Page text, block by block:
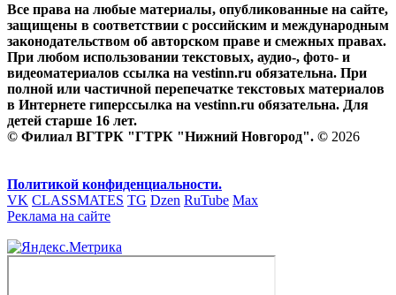
Все права на любые материалы, опубликованные на сайте,
защищены в соответствии с российским и международным
законодательством об авторском праве и смежных правах.
При любом использовании текстовых, аудио-, фото- и
видеоматериалов ссылка на vestinn.ru обязательна. При
полной или частичной перепечатке текстовых материалов
в Интернете гиперссылка на vestinn.ru обязательна. Для
детей старше 16 лет.
© Филиал ВГТРК "ГТРК "Нижний Новгород". © 2026
Политикой конфиденциальности.
VK CLASSMATES TG Dzen RuTube Max
Реклама на сайте